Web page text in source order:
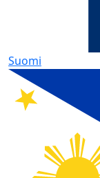
Suomi